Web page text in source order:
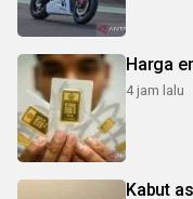
Harga
4 jam lalu
Kabut